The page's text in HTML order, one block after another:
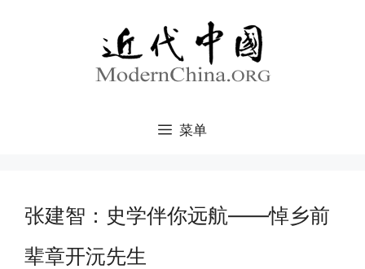
菜单
张建智：史学伴你远航——悼乡前
辈章开沅先生